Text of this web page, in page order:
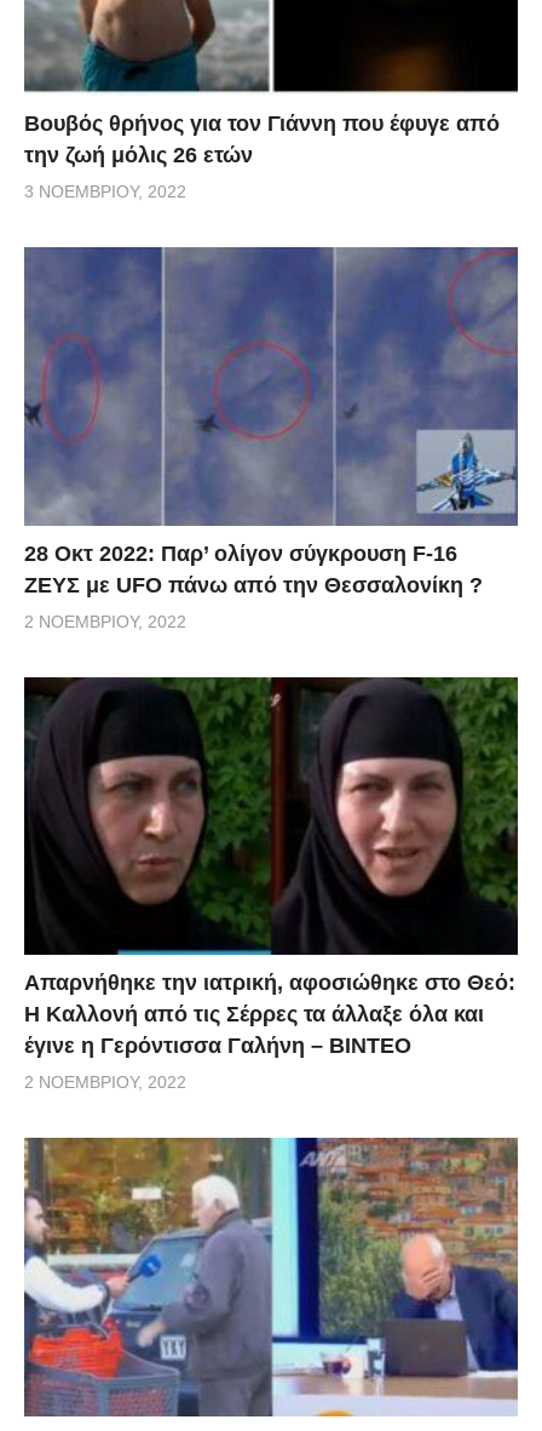
Βουβός θρήνος για τον Γιάννη που έφυγε από
την ζωή μόλις 26 ετών
3 ΝΟΕΜΒΡΊΟΥ, 2022
28 Οκτ 2022: Παρ’ ολίγον σύγκρουση F-16
ΖΕΥΣ με UFO πάνω από την Θεσσαλονίκη ?
2 ΝΟΕΜΒΡΊΟΥ, 2022
Απαρνήθηκε την ιατρική, αφοσιώθηκε στο Θεό:
Η Καλλονή από τις Σέρρες τα άλλαξε όλα και
έγινε η Γερόντισσα Γαλήνη – ΒΙΝΤΕΟ
2 ΝΟΕΜΒΡΊΟΥ, 2022